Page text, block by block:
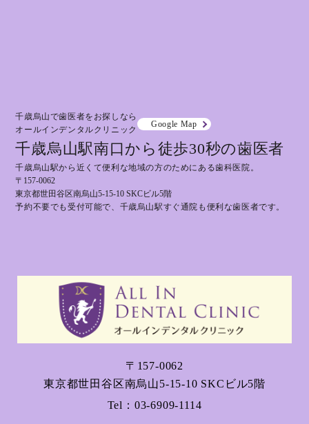
千歳烏山で歯医者をお探しなら
オールインデンタルクリニック
Google Map
千歳烏山駅南口から徒歩30秒の歯医者
千歳烏山駅から近くて便利な地域の方のためにある歯科医院。
〒157-0062
東京都世田谷区南烏山5-15-10 SKCビル5階
予約不要でも受付可能で、千歳烏山駅すぐ通院も便利な歯医者です。
〒157-0062
東京都世田谷区南烏山5-15-10 SKCビル5階
Tel： 03-6909-1114